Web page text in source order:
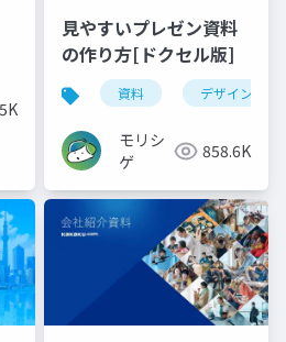
見やすいプレゼン資料
の作り方[ドクセル版]
資料 デザイン
モリシ
ゲ
858.6K